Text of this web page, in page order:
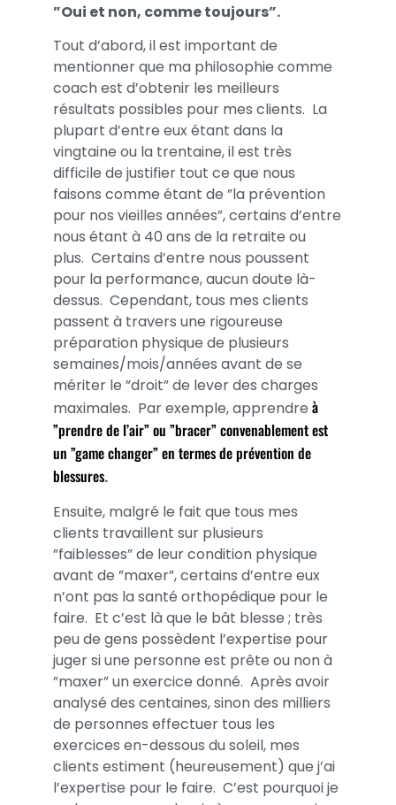
”Oui et non, comme toujours”.
Tout d’abord, il est important de
mentionner que ma philosophie comme
coach est d’obtenir les meilleurs
résultats possibles pour mes clients. La
plupart d’entre eux étant dans la
vingtaine ou la trentaine, il est très
difficile de justifier tout ce que nous
faisons comme étant de ”la prévention
pour nos vieilles années”, certains d’entre
nous étant à 40 ans de la retraite ou
plus. Certains d’entre nous poussent
pour la performance, aucun doute là-
dessus. Cependant, tous mes clients
passent à travers une rigoureuse
préparation physique de plusieurs
semaines/mois/années avant de se
mériter le ”droit” de lever des charges
maximales. Par exemple, apprendre à
”prendre de l’air” ou ”bracer” convenablement est
un ”game changer” en termes de prévention de
blessures.
Ensuite, malgré le fait que tous mes
clients travaillent sur plusieurs
”faiblesses” de leur condition physique
avant de ”maxer”, certains d’entre eux
n’ont pas la santé orthopédique pour le
faire. Et c’est là que le bât blesse ; très
peu de gens possèdent l’expertise pour
juger si une personne est prête ou non à
”maxer” un exercice donné. Après avoir
analysé des centaines, sinon des milliers
de personnes effectuer tous les
exercices en-dessous du soleil, mes
clients estiment (heureusement) que j’ai
l’expertise pour le faire. C’est pourquoi je